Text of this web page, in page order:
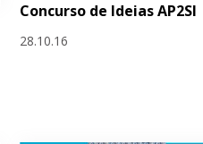
Concurso de Ideias AP2SI
28.10.16